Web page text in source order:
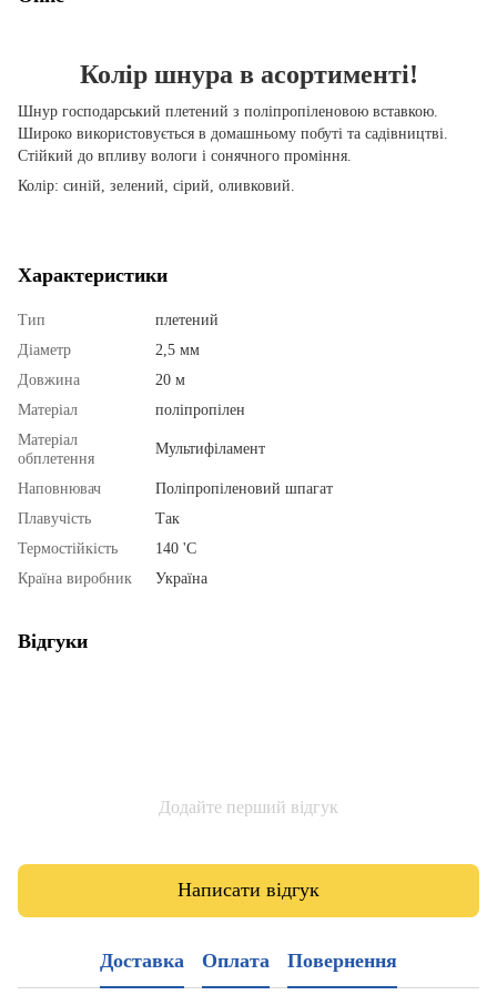
Колір шнура в асортименті!
Шнур господарський плетений з поліпропіленовою вставкою.
Широко використовується в домашньому побуті та садівництві.
Стійкий до впливу вологи і сонячного проміння.
Колір: синій, зелений, сірий, оливковий.
Характеристики
Тип
плетений
Діаметр
2,5 мм
Довжина
20 м
Матеріал
поліпропілен
Матеріал
обплетення
Мультифіламент
Наповнювач
Поліпропіленовий шпагат
Плавучість
Так
Термостійкість
140 'С
Країна виробник
Україна
Відгуки
Додайте перший відгук
Написати відгук
Доставка Оплата Повернення